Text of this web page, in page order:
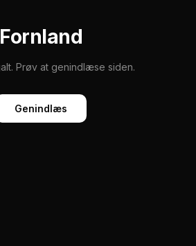
Fornland
Prøv at genindlæse siden.
Genindlæs